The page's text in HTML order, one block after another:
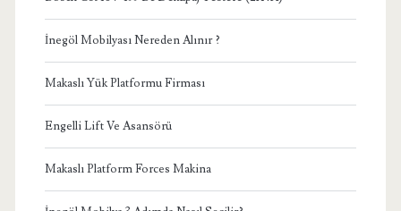
İnegöl Mobilyası Nereden Alınır ?
Makaslı Yük Platformu Firması
Engelli Lift Ve Asansörü
Makaslı Platform Forces Makina